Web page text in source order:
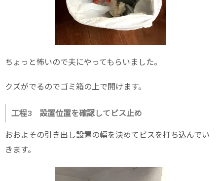
ちょっと怖いので夫にやってもらいました。
クズがでるのでゴミ箱の上で開けます。
工程3 設置位置を確認してビス止め
おおよその引き出し設置の幅を決めてビスを打ち込んでい
きます。